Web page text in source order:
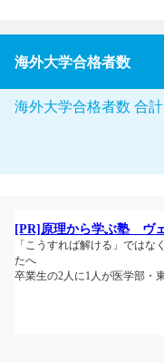
海外大学合格者数
海外大学合格者数 合計